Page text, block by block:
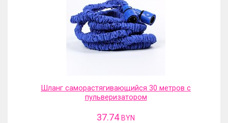
Шланг саморастягивающийся 30 метров с
пульверизатором
37.74 BYN